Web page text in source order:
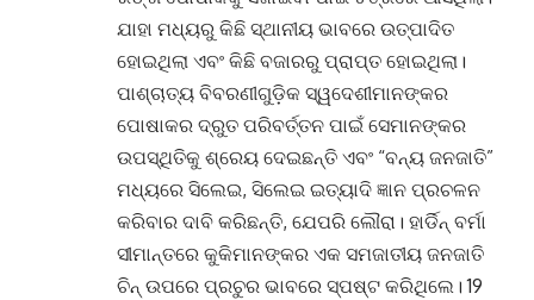
ଯାହା ମଧ୍ୟରୁ କିଛି ସ୍ଥାନୀୟ ଭାବରେ ଉତ୍ପାଦିତ
ହୋଇଥିଲା ଏବଂ କିଛି ବଜାରରୁ ପ୍ରାପ୍ତ ହୋଇଥିଲା।
ପାଶ୍ଚାତ୍ୟ ବିବରଣୀଗୁଡ଼ିକ ସ୍ୱଦେଶୀମାନଙ୍କର
ପୋଷାକର ଦ୍ରୁତ ପରିବର୍ତ୍ତନ ପାଇଁ ସେମାନଙ୍କର
ଉପସ୍ଥିତିକୁ ଶ୍ରେୟ ଦେଇଛନ୍ତି ଏବଂ “ବନ୍ୟ ଜନଜାତି”
ମଧ୍ୟରେ ସିଲେଇ, ସିଲେଇ ଇତ୍ୟାଦି ଜ୍ଞାନ ପ୍ରଚଳନ
କରିବାର ଦାବି କରିଛନ୍ତି, ଯେପରି ଲୌରା। ହାର୍ଡିନ୍ ବର୍ମା
ସୀମାନ୍ତରେ କୁକିମାନଙ୍କର ଏକ ସମଜାତୀୟ ଜନଜାତି
ଚିନ୍ ଉପରେ ପ୍ରଚୁର ଭାବରେ ସ୍ପଷ୍ଟ କରିଥିଲେ। 19